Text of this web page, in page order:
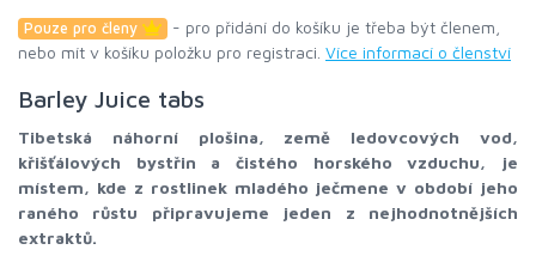
Pouze pro členy
- pro přidání do košíku je třeba být členem,
nebo mít v košíku položku pro registraci. Více informací o členství
Barley Juice tabs
Tibetská náhorní plošina, země ledovcových vod,
křišťálových bystřin a čistého horského vzduchu, je
místem, kde z rostlinek mladého ječmene v období jeho
raného růstu připravujeme jeden z nejhodnotnějších
extraktů.